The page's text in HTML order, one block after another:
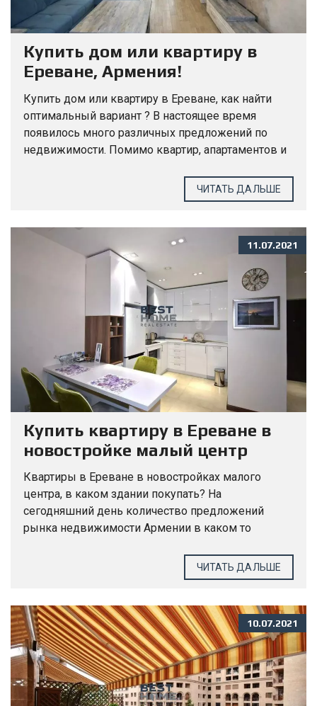
Купить дом или квартиру в
Ереване, Армения!
Недвижимость.
Купить дом или квартиру в Ереване, как найти
оптимальный вариант ? В настоящее время
появилось много различных предложений по
недвижимости. Помимо квартир, апартаментов и
строительству и продаже таунхаусов. Это
ЧИТАТЬ ДАЛЬШЕ
11.07.2021
Купить квартиру в Ереване в
новостройке малый центр
Квартиры в Ереване в новостройках малого
центра, в каком здании покупать? На
сегодняшний день количество предложений
рынка недвижимости Армении в каком то
предложения, тогда это приводит к росту цен...
ЧИТАТЬ ДАЛЬШЕ
10.07.2021